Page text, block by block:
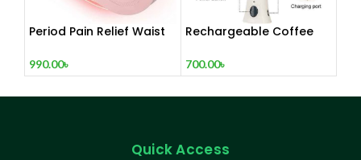
Period Pain Relief Waist
990.00৳
Rechargeable Coffee
Foamer.
700.00৳
Quick Access